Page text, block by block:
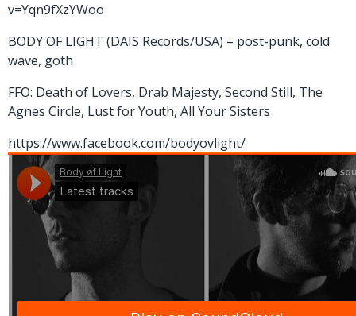
v=Yqn9fXzYWoo
BODY OF LIGHT (DAIS Records/USA) – post-punk, cold
wave, goth
FFO: Death of Lovers, Drab Majesty, Second Still, The
Agnes Circle, Lust for Youth, All Your Sisters
https://www.facebook.com/bodyovlight/